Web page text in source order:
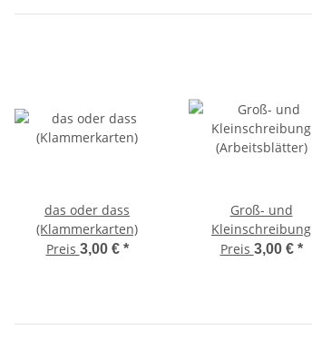
das oder dass
(Klammerkarten)
Preis 3,00 € *
Groß- und
Kleinschreibung
(Arbeitsblätter)
Preis 3,00 € *